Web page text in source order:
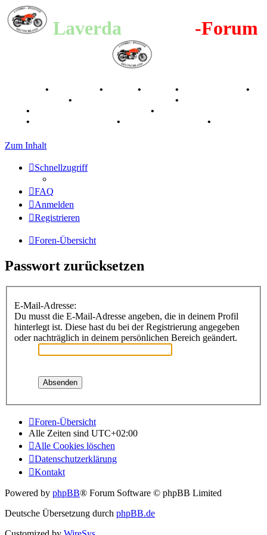
Laverda -Forum
• • • •
•
• •
• •
• • •
Zum Inhalt
Schnellzugriff
FAQ
Anmelden
Registrieren
Foren-Übersicht
Passwort zurücksetzen
E-Mail-Adresse:
Du musst die E-Mail-Adresse angeben, die in deinem Profil
hinterlegt ist. Diese hast du bei der Registrierung angegeben
oder nachträglich in deinem persönlichen Bereich geändert.
Foren-Übersicht
Alle Zeiten sind UTC+02:00
Alle Cookies löschen
Datenschutzerklärung
Kontakt
Powered by phpBB® Forum Software © phpBB Limited
Deutsche Übersetzung durch phpBB.de